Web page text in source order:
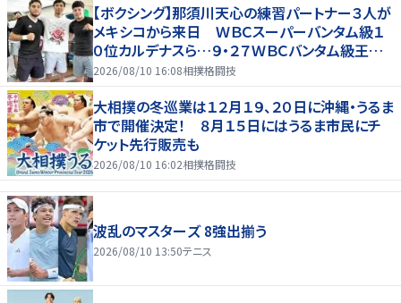
【ボクシング】那須川天心の練習パートナー３人が
メキシコから来日 ＷＢＣスーパーバンタム級１
０位カルデナスら…９・２７ＷＢＣバンタム級王者・
井上拓真と再戦
2026/08/10 16:08相撲格闘技
大相撲の冬巡業は１２月１９、２０日に沖縄・うるま
市で開催決定！ ８月１５日にはうるま市民にチ
ケット先行販売も
2026/08/10 16:02相撲格闘技
波乱のマスターズ 8強出揃う
2026/08/10 13:50テニス